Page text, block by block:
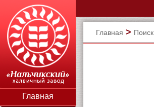
Главная
Главная > Поиск